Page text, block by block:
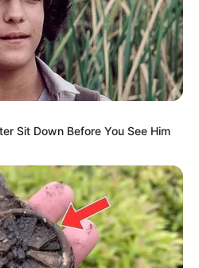
Sit Down Before You See Him